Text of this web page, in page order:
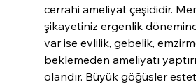
cerrahi ameliyat çeşididir.
şikayetiniz ergenlik
var ise evlilik, gebelik,
beklemeden ameliyatı
olandır. Büyük göğüsler